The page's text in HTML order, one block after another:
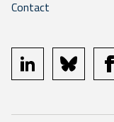
Contact
linkedin bluesky